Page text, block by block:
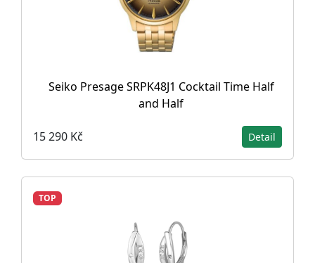
Seiko Presage SRPK48J1 Cocktail Time Half
and Half
15 290 Kč Detail
TOP